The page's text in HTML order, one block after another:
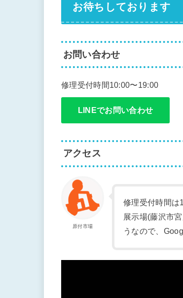
お待ちしております
お問い合わせ
修理受付時間10:00〜19:00
LINEでお問い合わせ
アクセス
原付市場
修理受付時間は
展示場(藤沢市
うなので、